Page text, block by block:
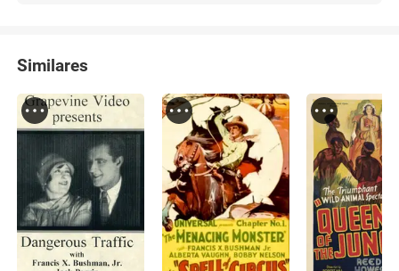
Similares